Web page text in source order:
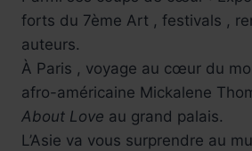
Réservez !
forts du 7ème Art , festivals ,
auteurs.
À Paris , voyage au cœur du
afro-américaine Mickalene
About Love au grand palais.
L’Asie va vous surprendre au